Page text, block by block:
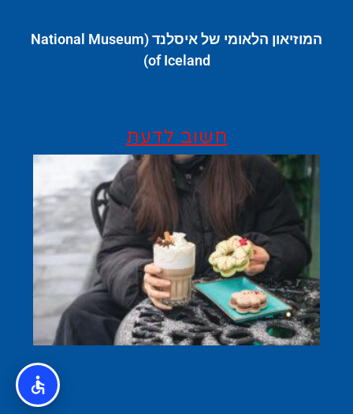
המוזיאון הלאומי של איסלנד (National Museum
of Iceland)
חשוב לדעת